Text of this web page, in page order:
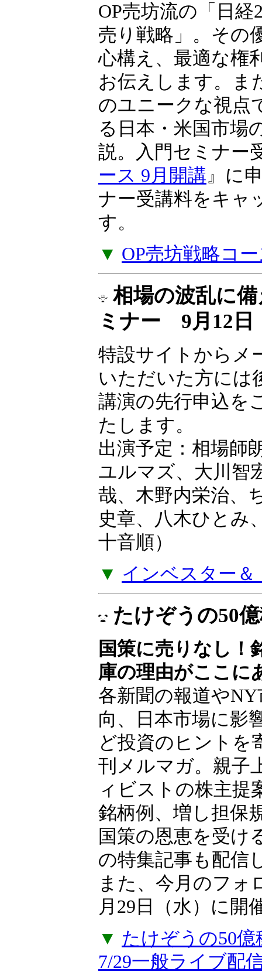
OP売坊流の「日経
売り戦略」。その
心構え、最適な権
お伝えします。ま
のユニークな視点
る日本・米国市場
説。入門セミナー
ース 9月開講』に
ナー受講料をキャ
す。
▼ OP売坊戦略コ
相場の波乱に
ミナー 9月12日
特設サイトからメ
いただいた方には
講演の先行申込を
たします。
出演予定：相場師
ユルマズ、大川智
哉、木野内栄治、
史章、八木ひとみ
十音順）
▼ インベスター＆
たけぞうの50
国策に売りなし！
庫の理由がここに
各新聞の報道や
向、日本市場に影
ど投資のヒントを
刊メルマガ。親子
ィビストの株主提
銘柄例、増し担保
国策の恩恵を受け
の特集記事も配信
また、今月のフォ
月29日（水）に開
▼ たけぞうの50
7/29一般ライブ配